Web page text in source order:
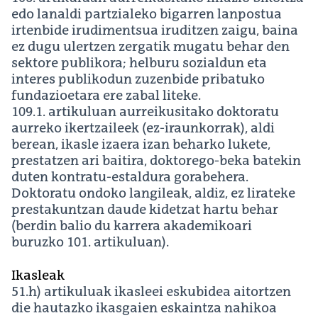
edo lanaldi partzialeko bigarren lanpostua
irtenbide irudimentsua iruditzen zaigu, baina
ez dugu ulertzen zergatik mugatu behar den
sektore publikora; helburu sozialdun eta
interes publikodun zuzenbide pribatuko
fundazioetara ere zabal liteke.
109.1. artikuluan aurreikusitako doktoratu
aurreko ikertzaileek (ez-iraunkorrak), aldi
berean, ikasle izaera izan beharko lukete,
prestatzen ari baitira, doktorego-beka batekin
duten kontratu-estaldura gorabehera.
Doktoratu ondoko langileak, aldiz, ez lirateke
prestakuntzan daude kidetzat hartu behar
(berdin balio du karrera akademikoari
buruzko 101. artikuluan).
Ikasleak
51.h) artikuluak ikasleei eskubidea aitortzen
die hautazko ikasgaien eskaintza nahikoa